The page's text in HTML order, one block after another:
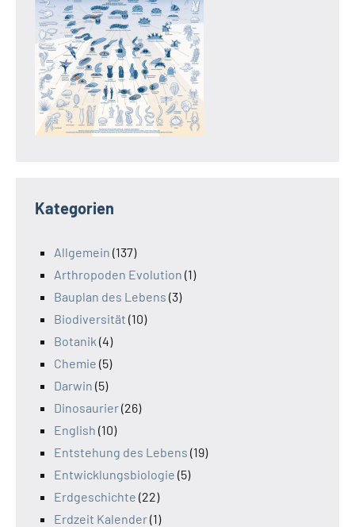
Kategorien
Allgemein (137)
Arthropoden Evolution (1)
Bauplan des Lebens (3)
Biodiversität (10)
Botanik (4)
Chemie (5)
Darwin (5)
Dinosaurier(26)
English (10)
Entstehung des Lebens (19)
Entwicklungsbiologie (5)
Erdgeschichte (22)
Erdzeit Kalender(1)